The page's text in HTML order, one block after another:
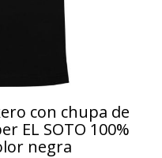
con chupa de
EL SOTO 100%
negra